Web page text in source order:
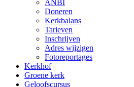
ANBI
Doneren
Kerkbalans
Tarieven
Inschrijven
Adres wijzigen
Fotoreportages
Kerkhof
Groene kerk
Geloofscursus